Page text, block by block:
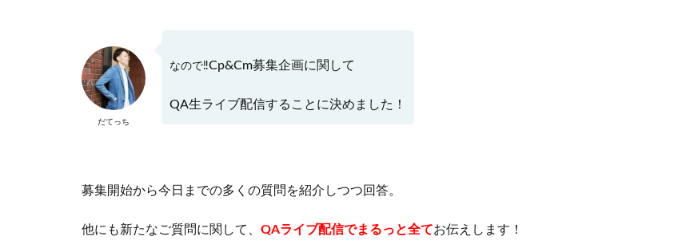
だてっち
なので‼Cp&Cm募集企画に関して
QA生ライブ配信することに決めました！
募集開始から今日までの多くの質問を紹介しつつ回答。
他にも新たなご質問に関して、 QAライブ配信でまるっと全てお伝えします！